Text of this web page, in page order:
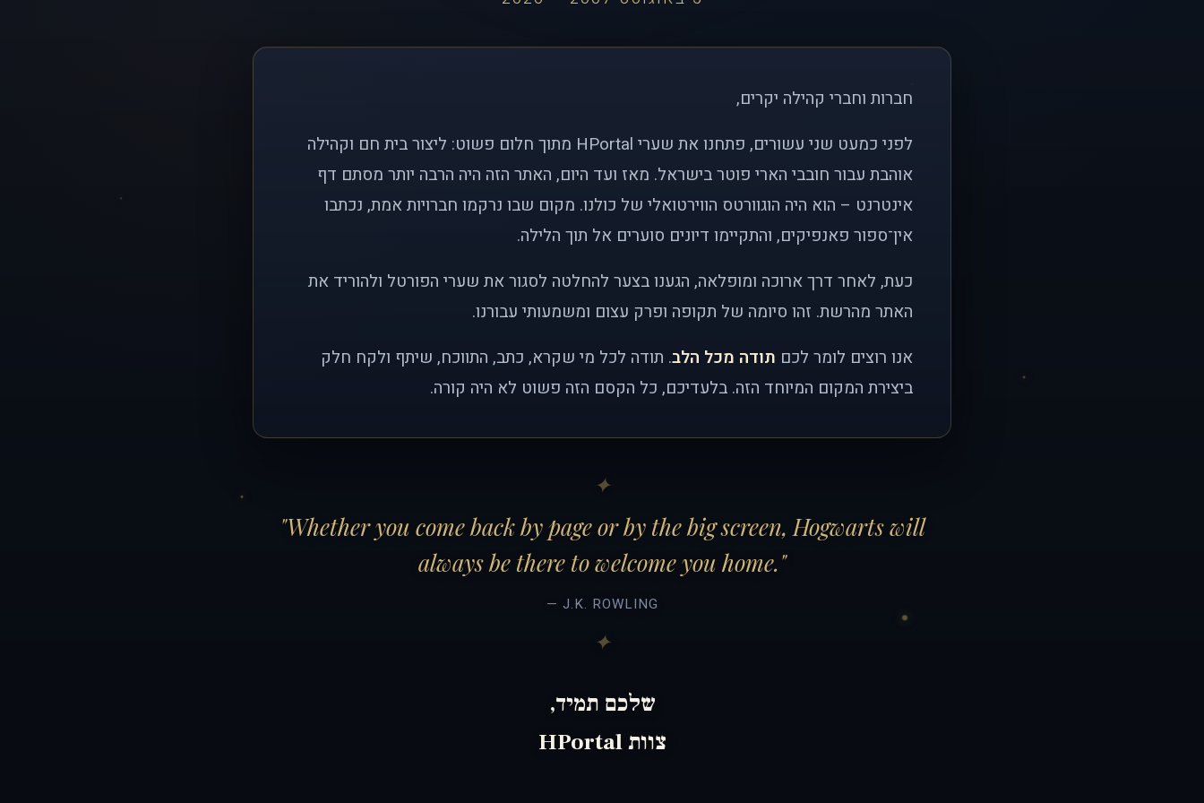
חברות וחברי קהילה יקרים,
לפני כמעט שני עשורים, פתחנו את שערי HPortal מתוך חלום פשוט: ליצור בית חם וקהילה
אוהבת עבור חובבי הארי פוטר בישראל. מאז ועד היום, האתר הזה היה הרבה יותר מסתם דף
אינטרנט – הוא היה הוגוורטס הווירטואלי של כולנו. מקום שבו נרקמו חברויות אמת, נכתבו
אין־ספור פאנפיקים, והתקיימו דיונים סוערים אל תוך הלילה.
כעת, לאחר דרך ארוכה ומופלאה, הגענו בצער להחלטה לסגור את שערי הפורטל ולהוריד את
האתר מהרשת. זהו סיומה של תקופה ופרק עצום ומשמעותי עבורנו.
אנו רוצים לומר לכם תודה מכל הלב. תודה לכל מי שקרא, כתב, התווכח, שיתף ולקח חלק
ביצירת המקום המיוחד הזה. בלעדיכם, כל הקסם הזה פשוט לא היה קורה.
"Whether you come back by page or by the big screen, Hogwarts will
always be there to welcome you home."
— J.K. ROWLING
שלכם תמיד,
צוות HPortal